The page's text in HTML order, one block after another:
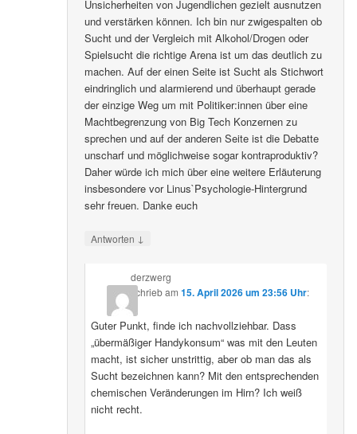
Unsicherheiten von Jugendlichen gezielt ausnutzen
und verstärken können. Ich bin nur zwigespalten ob
Sucht und der Vergleich mit Alkohol/Drogen oder
Spielsucht die richtige Arena ist um das deutlich zu
machen. Auf der einen Seite ist Sucht als Stichwort
eindringlich und alarmierend und überhaupt gerade
der einzige Weg um mit Politiker:innen über eine
Machtbegrenzung von Big Tech Konzernen zu
sprechen und auf der anderen Seite ist die Debatte
unscharf und möglichweise sogar kontraproduktiv?
Daher würde ich mich über eine weitere Erläuterung
insbesondere vor Linus`Psychologie-Hintergrund
sehr freuen. Danke euch
Antworten ↓
derzwerg
schriebam 15. April 2026 um 23:56 Uhr:
Guter Punkt, finde ich nachvollziehbar. Dass
„übermäßiger Handykonsum“ was mit den Leuten
macht, ist sicher unstrittig, aber ob man das als
Sucht bezeichnen kann? Mit den entsprechenden
chemischen Veränderungen im Hirn? Ich weiß
nicht recht.